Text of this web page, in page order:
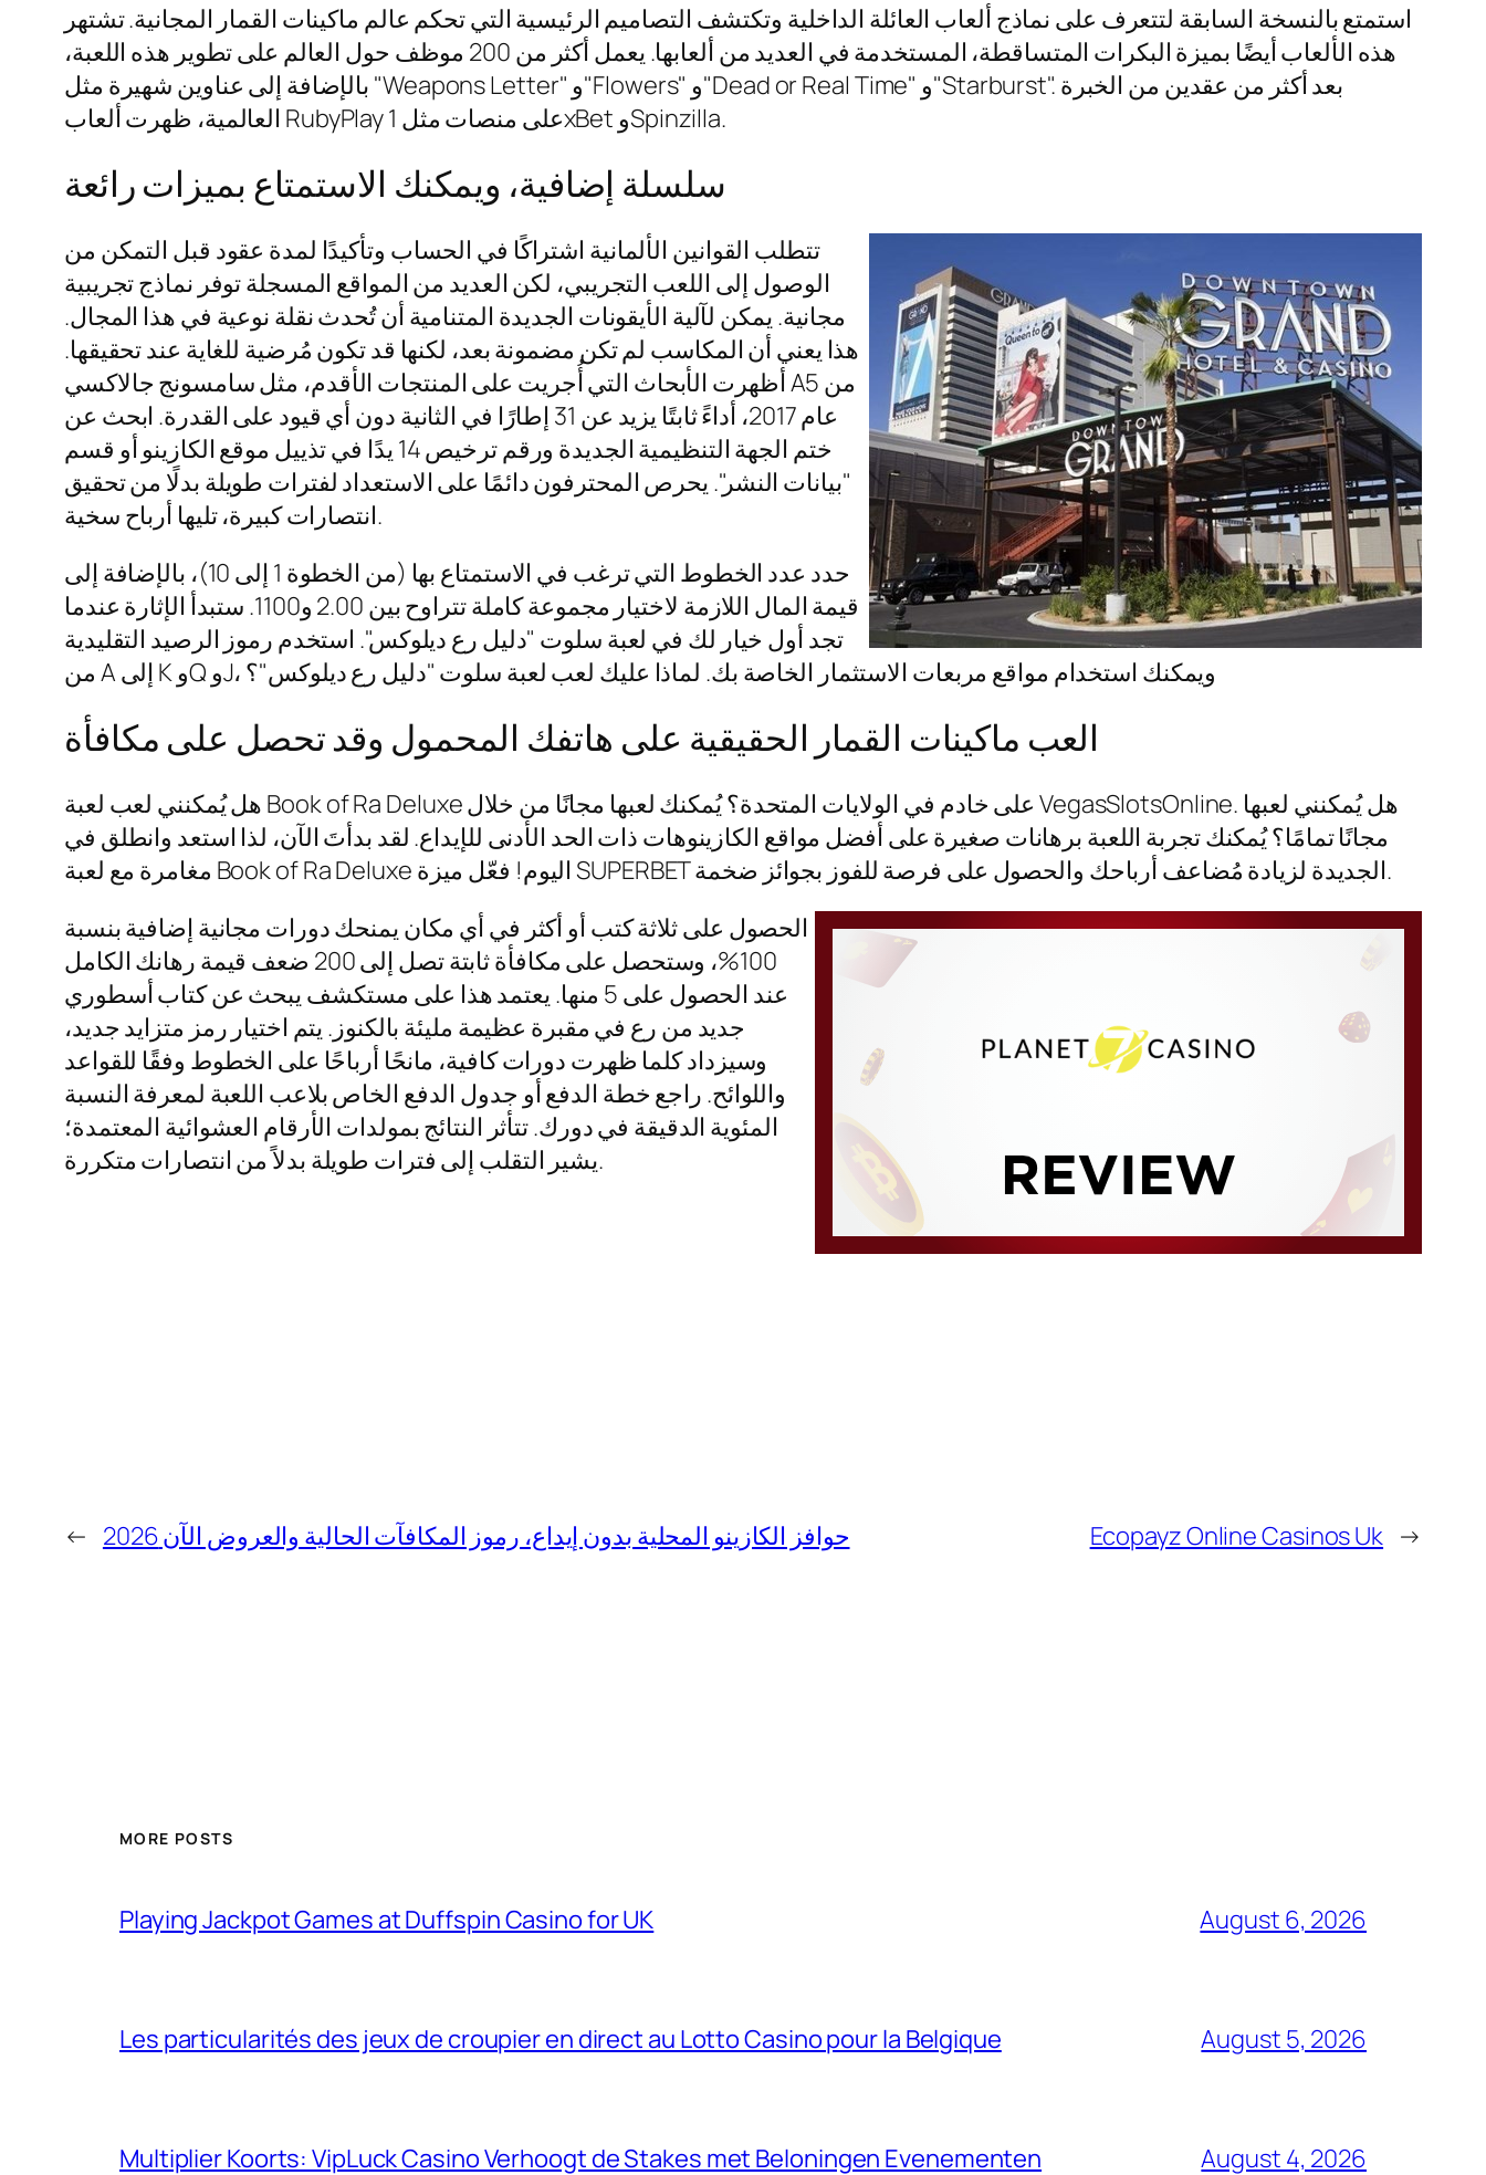
استمتع بالنسخة السابقة لتتعرف على نماذج ألعاب العائلة الداخلية وتكتشف التصاميم الرئيسية التي تحكم عالم ماكينات القمار المجانية. تشتهر
هذه الألعاب أيضًا بميزة البكرات المتساقطة، المستخدمة في العديد من ألعابها. يعمل أكثر من 200 موظف حول العالم على تطوير هذه اللعبة،
بالإضافة إلى عناوين شهيرة مثل "Weapons Letter" و"Flowers" و"Dead or Real Time" و"Starburst". بعد أكثر من عقدين من الخبرة
العالمية، ظهرت ألعاب RubyPlay على منصات مثل 1xBet وSpinzilla.
سلسلة إضافية، ويمكنك الاستمتاع بميزات رائعة
تتطلب القوانين الألمانية اشتراكًا في الحساب وتأكيدًا لمدة عقود قبل التمكن من
الوصول إلى اللعب التجريبي، لكن العديد من المواقع المسجلة توفر نماذج تجريبية
مجانية. يمكن لآلية الأيقونات الجديدة المتنامية أن تُحدث نقلة نوعية في هذا المجال.
هذا يعني أن المكاسب لم تكن مضمونة بعد، لكنها قد تكون مُرضية للغاية عند تحقيقها.
أظهرت الأبحاث التي أُجريت على المنتجات الأقدم، مثل سامسونج جالاكسي A5 من
عام 2017، أداءً ثابتًا يزيد عن 31 إطارًا في الثانية دون أي قيود على القدرة. ابحث عن
ختم الجهة التنظيمية الجديدة ورقم ترخيص 14 يدًا في تذييل موقع الكازينو أو قسم
"بيانات النشر". يحرص المحترفون دائمًا على الاستعداد لفترات طويلة بدلًا من تحقيق
انتصارات كبيرة، تليها أرباح سخية.
حدد عدد الخطوط التي ترغب في الاستمتاع بها (من الخطوة 1 إلى 10)، بالإضافة إلى
قيمة المال اللازمة لاختيار مجموعة كاملة تتراوح بين 2.00 و1100. ستبدأ الإثارة عندما
تجد أول خيار لك في لعبة سلوت "دليل رع ديلوكس". استخدم رموز الرصيد التقليدية
من A إلى K وQ وJ، ويمكنك استخدام مواقع مربعات الاستثمار الخاصة بك. لماذا عليك لعب لعبة سلوت "دليل رع ديلوكس"؟
العب ماكينات القمار الحقيقية على هاتفك المحمول وقد تحصل على مكافأة
هل يُمكنني لعب لعبة Book of Ra Deluxe على خادم في الولايات المتحدة؟ يُمكنك لعبها مجانًا من خلال VegasSlotsOnline. هل يُمكنني لعبها
مجانًا تمامًا؟ يُمكنك تجربة اللعبة برهانات صغيرة على أفضل مواقع الكازينوهات ذات الحد الأدنى للإيداع. لقد بدأتَ الآن، لذا استعد وانطلق في
مغامرة مع لعبة Book of Ra Deluxe اليوم! فعّل ميزة SUPERBET الجديدة لزيادة مُضاعف أرباحك والحصول على فرصة للفوز بجوائز ضخمة.
الحصول على ثلاثة كتب أو أكثر في أي مكان يمنحك دورات مجانية إضافية بنسبة
100%، وستحصل على مكافأة ثابتة تصل إلى 200 ضعف قيمة رهانك الكامل
عند الحصول على 5 منها. يعتمد هذا على مستكشف يبحث عن كتاب أسطوري
جديد من رع في مقبرة عظيمة مليئة بالكنوز. يتم اختيار رمز متزايد جديد،
وسيزداد كلما ظهرت دورات كافية، مانحًا أرباحًا على الخطوط وفقًا للقواعد
واللوائح. راجع خطة الدفع أو جدول الدفع الخاص بلاعب اللعبة لمعرفة النسبة
المئوية الدقيقة في دورك. تتأثر النتائج بمولدات الأرقام العشوائية المعتمدة؛
يشير التقلب إلى فترات طويلة بدلاً من انتصارات متكررة.
← حوافز الكازينو المحلية بدون إيداع، رموز المكافآت الحالية والعروض الآن 2026 Ecopayz Online Casinos Uk →
MORE POSTS
Playing Jackpot Games at Duffspin Casino for UK August 6, 2026
Les particularités des jeux de croupier en direct au Lotto Casino pour la Belgique August 5, 2026
Multiplier Koorts: VipLuck Casino Verhoogt de Stakes met Beloningen Evenementen August 4, 2026